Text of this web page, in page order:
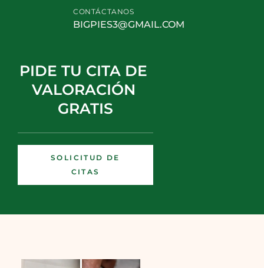
CONTÁCTANOS
BIGPIES3@GMAIL.COM
PIDE TU CITA DE
VALORACIÓN
GRATIS
SOLICITUD DE
CITAS